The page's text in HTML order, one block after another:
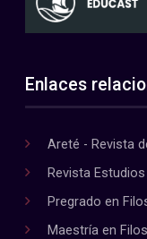
Enlaces
Areté - Revista
Revista
Pregrado en
Maestría en